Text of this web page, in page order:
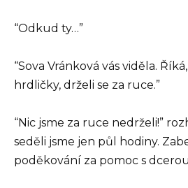
“Odkud ty…”
“Sova Vránková vás viděla.
hrdličky, drželi se za ruce.”
“Nic jsme za ruce nedrželi!”
seděli jsme jen půl hodiny.
poděkování za pomoc s